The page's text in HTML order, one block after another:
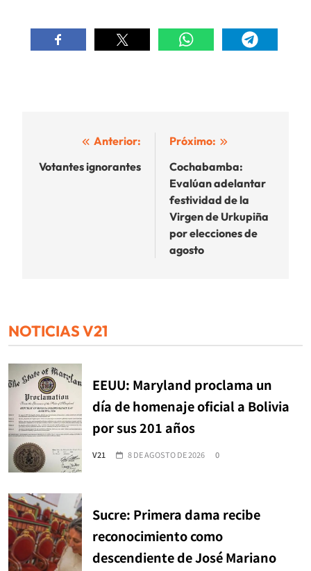
Navegación
de
Anterior:
Votantes ignorantes
Próximo:
Cochabamba:
Evalúan adelantar
festividad de la
Virgen de Urkupiña
por elecciones de
agosto
NOTICIAS V21
EEUU: Maryland proclama un
día de homenaje oficial a Bolivia
por sus 201 años
V21 8 DE AGOSTO DE 2026 0
Sucre: Primera dama recibe
reconocimiento como
descendiente de José Mariano